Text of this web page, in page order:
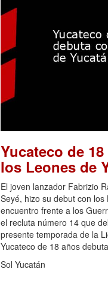
Yucateco de
los Leones de
El joven lanzador Fabrizio
Seyé, hizo su debut con
encuentro frente a los
el recluta número 14 que
presente temporada de la
Yucateco de 18 años
Sol Yucatán